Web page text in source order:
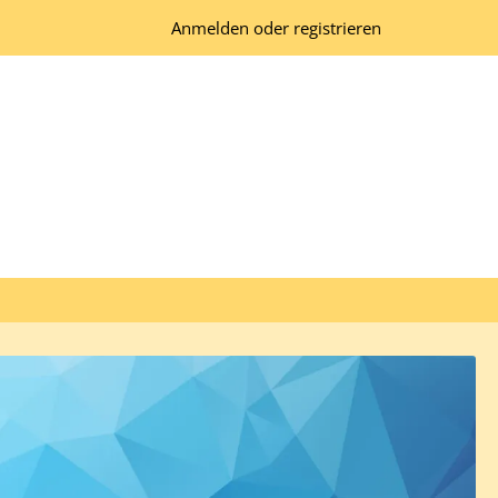
Anmelden oder registrieren